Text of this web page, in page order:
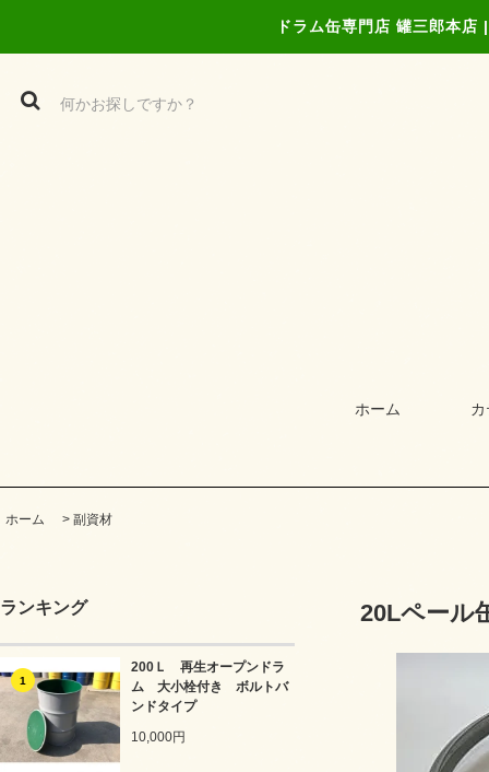
ドラム缶専門店 罐三郎本
ホーム
ホーム > 副資材
ランキング
1
200Ｌ 再生オープンドラ
ム 大小栓付き ボルトバ
ンドタイプ
10,000円
20Lペール